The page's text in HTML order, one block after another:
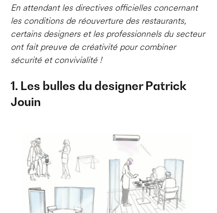
En attendant les directives officielles concernant
les conditions de réouverture des restaurants,
certains designers et les professionnels du secteur
ont fait preuve de créativité pour combiner
sécurité et convivialité !
1. Les bulles du designer Patrick
Jouin